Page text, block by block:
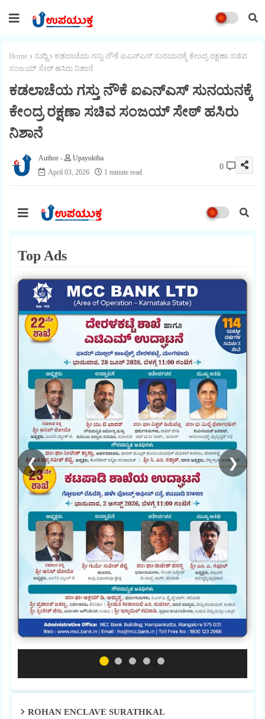
Home ಸುದ್ದಿ
ಕಡಲಾಚೆಯ ಗಸ್ತು ನೌಕೆ ಐಎನ್‌ಎಸ್ ಸುನಯನಕ್ಕೆ ಕೇಂದ್ರ ರಕ್ಷಣಾ ಸಚಿವ
ಸಂಜಯ್ ಸೇಠ್ ಹಸಿರು ನಿಶಾನೆ
ಕಡಲಾಚೆಯ ಗಸ್ತು ನೌಕೆ ಐಎನ್‌ಎಸ್ ಸುನಯನಕ್ಕೆ
ಕೇಂದ್ರ ರಕ್ಷಣಾ ಸಚಿವ ಸಂಜಯ್ ಸೇಠ್ ಹಸಿರು
ನಿಶಾನೆ
Upayuktha
April 03, 2026
1 minute read
0